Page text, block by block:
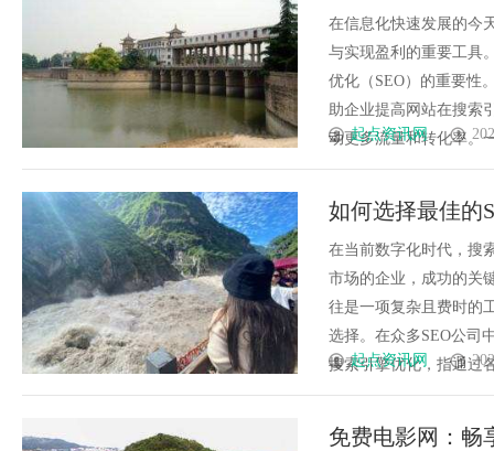
在信息化快速发展的今
与实现盈利的重要工具
优化（SEO）的重要性
助企业提高网站在搜索
动更多流量和转化率。
起点资讯网
如何选择最佳的
在当前数字化时代，搜
市场的企业，成功的关
往是一项复杂且费时的
选择。在众多SEO公司
搜索引擎优化，指通过
起点资讯网
免费电影网：畅